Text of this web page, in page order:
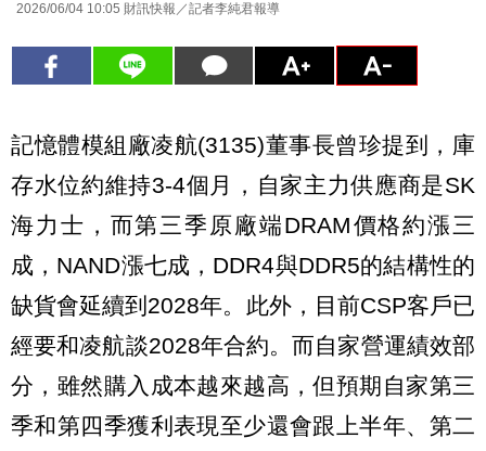
2026/06/04 10:05 財訊快報／記者李純君報導
記憶體模組廠凌航(3135)董事長曾珍提到，庫
存水位約維持3-4個月，自家主力供應商是SK
海力士，而第三季原廠端DRAM價格約漲三
成，NAND漲七成，DDR4與DDR5的結構性的
缺貨會延續到2028年。此外，目前CSP客戶已
經要和凌航談2028年合約。而自家營運績效部
分，雖然購入成本越來越高，但預期自家第三
季和第四季獲利表現至少還會跟上半年、第二